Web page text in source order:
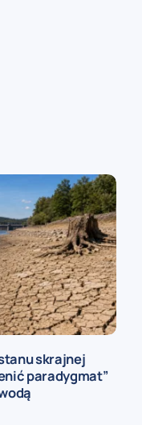
skrajnej
paradygmat”